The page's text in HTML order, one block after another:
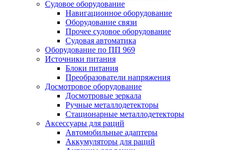
Судовое оборудование
Навигационное оборудование
Оборудование связи
Прочее судовое оборудование
Судовая автоматика
Оборудование по ПП 969
Источники питания
Блоки питания
Преобразователи напряжения
Досмотровое оборудование
Досмотровые зеркала
Ручные металлодетекторы
Стационарные металлодетекторы
Аксессуары для раций
Автомобильные адаптеры
Аккумуляторы для раций